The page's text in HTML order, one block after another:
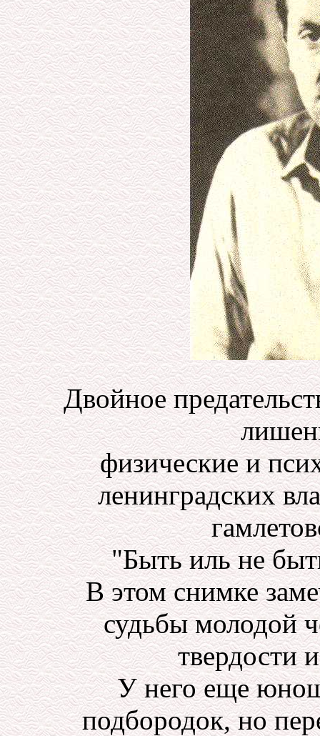
Двойное
физические и
ленинградских
"Быть иль не
В этом снимке
судьбы молодой
твердости
У него еще
подбородок, но